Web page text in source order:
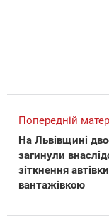
Попередній
На Львівщині
загинули
зіткнення
вантажівкою